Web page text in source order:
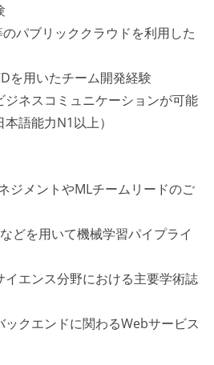
パブリッククラウドを利用した
を用いたチーム開発経験
ジネスコミュニケーションが可能
語能力N1以上）
ジメントやMLチームリードのご
どを用いて機械学習パイプライ
イエンス分野における主要学術誌
ックエンドに関わるWebサービス